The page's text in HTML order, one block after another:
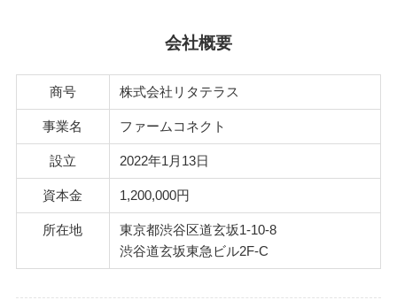
会社概要
商号 株式会社リタテラス
事業名 ファームコネクト
設立 2022年1月13日
資本金 1,200,000円
所在地
東京都渋谷区道玄坂1-10-8
渋谷道玄坂東急ビル2F-C